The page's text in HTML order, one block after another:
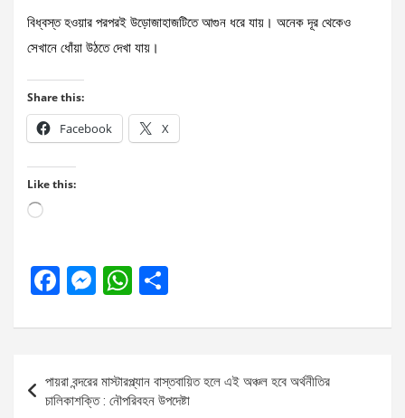
বিধ্বস্ত হওয়ার পরপরই উড়োজাহাজটিতে আগুন ধরে যায়। অনেক দূর থেকেও
সেখানে ধোঁয়া উঠতে দেখা যায়।
Share this:
Facebook X
Like this:
Loading…
F
ce
o
M
se
g
W
at
A
ar
navigation
পায়রা বন্দরের মাস্টারপ্ল্যান বাস্তবায়িত হলে এই অঞ্চল হবে অর্থনীতির
চালিকাশক্তি : নৌপরিবহন উপদেষ্টা